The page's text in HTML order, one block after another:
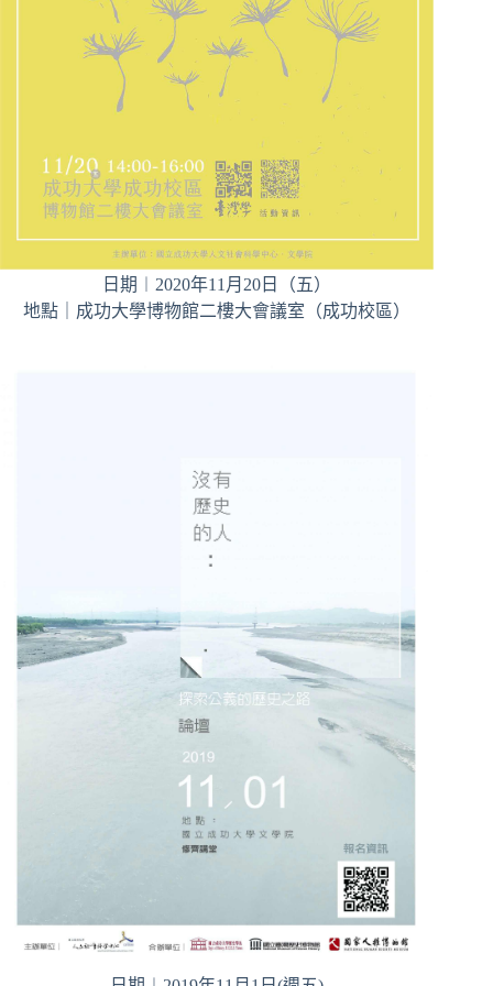
日期︱2020年11月20日（五）
地點｜成功大學博物館二樓大會議室（成功校區）